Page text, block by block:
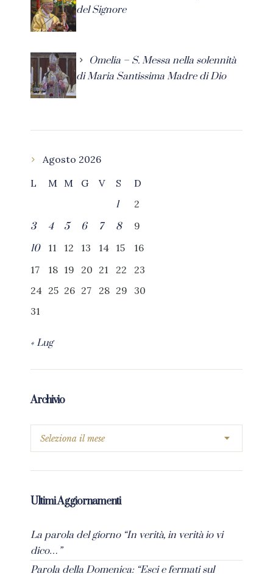
del Signore
Omelia – S. Messa nella solennità
di Maria Santissima Madre di Dio
Agosto 2026
L
M M G V S
D
1
2
3
4 5 6 7 8
9
10
11 12 13 14 15
16
17
18 19 20 21 22
23
24 25 26 27 28 29
30
31
« Lug
Archivio
Ultimi Aggiornamenti
La parola del giorno “In verità, in verità io vi
dico…”
Parola della Domenica: “Esci e fermati sul